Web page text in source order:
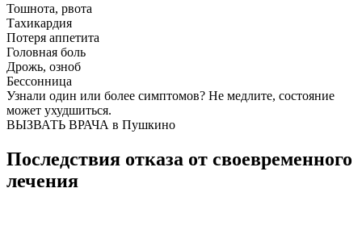
Тошнота, рвота
Тахикардия
Потеря аппетита
Головная боль
Дрожь, озноб
Бессонница
Узнали один или более симптомов? Не медлите, состояние
может ухудшиться.
ВЫЗВАТЬ ВРАЧА в Пушкино
Последствия отказа от своевременного
лечения